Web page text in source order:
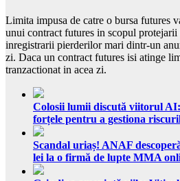
Limita impusa de catre o bursa futures
unui contract futures in scopul
inregistrarii pierderilor mari dintr-un
zi. Daca un contract futures isi atinge
tranzactionat in acea zi.
Colosii lumii discută viitorul
forțele pentru a gestiona
Scandal uriaș! ANAF
lei la o firmă de lupte MMA